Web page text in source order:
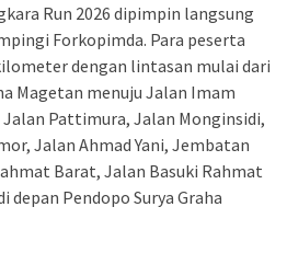
Run 2026 dipimpin langsung
Forkopimda. Para peserta
dengan lintasan mulai dari
Magetan menuju Jalan Imam
Pattimura, Jalan Monginsidi,
Jalan Ahmad Yani, Jembatan
Barat, Jalan Basuki Rahmat
Pendopo Surya Graha